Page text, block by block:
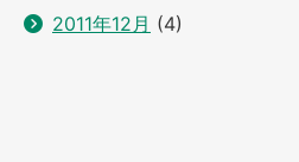
2011年12月 (4)